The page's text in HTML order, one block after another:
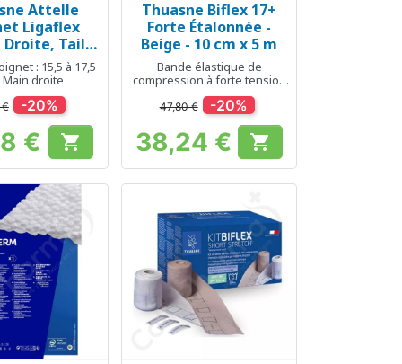
rapide
Attelle
Ligaflex
Droite, Taille
2 : 15,5 à 17,5
Main droite
€ -20%
Prix
€ 
Aperçu rapide
Thuasne Biflex 17+
Forte Étalonnée -
Beige - 10 cm x 5 m
Bande élastique de
compression à forte tension
pour pathologies veineuses
47,80 € -20%
Prix
38,24 € 